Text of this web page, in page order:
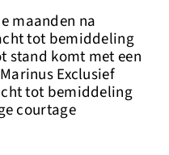
na
tot bemiddeling
stand komt met een
Exclusief
tot bemiddeling
courtage